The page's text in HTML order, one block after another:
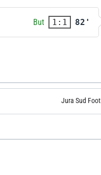
But 1:1 82'
Jura Sud Foot